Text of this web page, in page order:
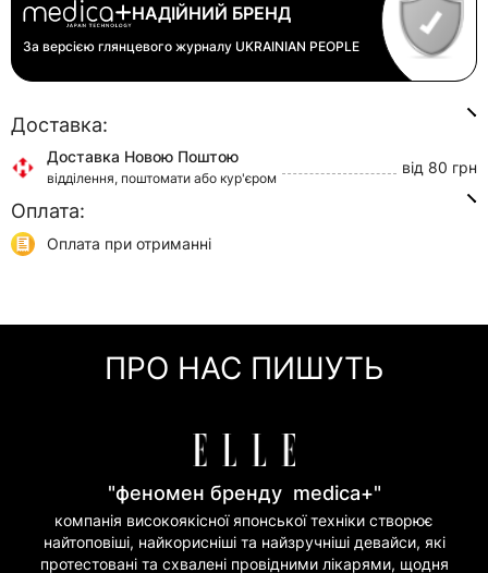
НАДІЙНИЙ БРЕНД
За версією глянцевого журналу UKRAINIAN PEOPLE
Доставка:
Доставка Новою Поштою
відділення, поштомати або кур'єром
від 80 грн
Доставка Укр Поштою
Оплата:
Оплата при отриманні
Покупка частинами (Моно Банк)
ПРО НАС ПИШУТЬ
"феномен бренду medica+"
компанія високоякісної японської техніки створює
найтоповіші, найкорисніші та найзручніші девайси, які
протестовані та схвалені провідними лікарями, щодня